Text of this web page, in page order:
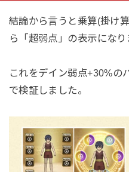
結論から言うと乗算(掛け
ら「超弱点」の表示になり
これをデイン弱点+30%の
で検証しました。